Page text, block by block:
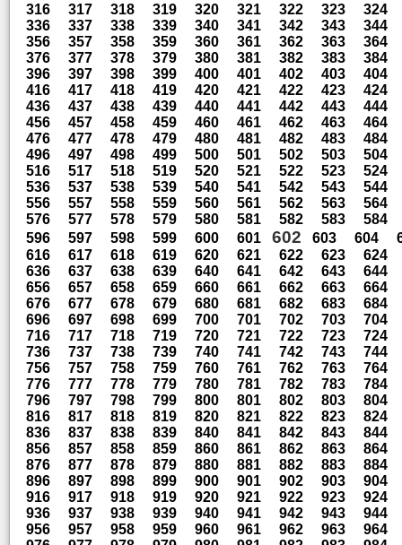
316
317 318 319 320 321 322 323
324
336
337 338 339 340 341 342 343
344
356
357 358 359 360 361 362 363
364
376
377 378 379 380 381 382 383
384
396
397 398 399 400 401 402 403
404
416
417 418 419 420 421 422 423
424
436
437 438 439 440 441 442 443
444
456
457 458 459 460 461 462 463
464
476
477 478 479 480 481 482 483
484
496
497 498 499 500 501 502 503
504
516
517 518 519 520 521 522 523
524
536
537 538 539 540 541 542 543
544
556
557 558 559 560 561 562 563
564
576
577 578 579 580 581 582 583
584
596
597 598 599 600 601 602 603 604
616
617 618 619 620 621 622 623
624
636
637 638 639 640 641 642 643
644
656
657 658 659 660 661 662 663
664
676
677 678 679 680 681 682 683
684
696
697 698 699 700 701 702 703
704
716
717 718 719 720 721 722 723
724
736
737 738 739 740 741 742 743
744
756
757 758 759 760 761 762 763
764
776
777 778 779 780 781 782 783
784
796
797 798 799 800 801 802 803
804
816
817 818 819 820 821 822 823
824
836
837 838 839 840 841 842 843
844
856
857 858 859 860 861 862 863
864
876
877 878 879 880 881 882 883
884
896
897 898 899 900 901 902 903
904
916
917 918 919 920 921 922 923
924
936
937 938 939 940 941 942 943
944
956
957 958 959 960 961 962 963
964